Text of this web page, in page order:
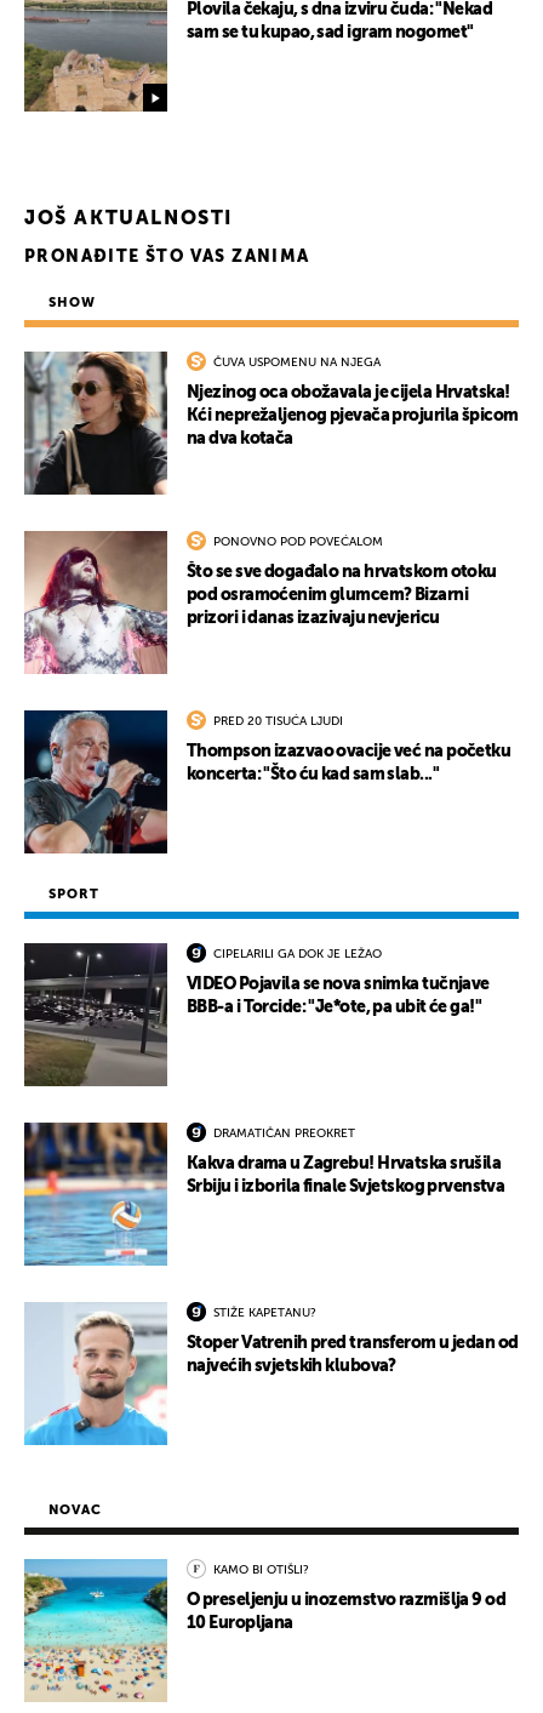
Plovila čekaju, s dna izviru čuda: "Nekad
sam se tu kupao, sad igram nogomet"
JOŠ AKTUALNOSTI
PRONAĐITE ŠTO VAS ZANIMA
SHOW
ČUVA USPOMENU NA NJEGA
Njezinog oca obožavala je cijela Hrvatska!
Kći neprežaljenog pjevača projurila špicom
na dva kotača
PONOVNO POD POVEĆALOM
Što se sve događalo na hrvatskom otoku
pod osramoćenim glumcem? Bizarni
prizori i danas izazivaju nevjericu
PRED 20 TISUĆA LJUDI
Thompson izazvao ovacije već na početku
koncerta: "Što ću kad sam slab..."
SPORT
CIPELARILI GA DOK JE LEŽAO
VIDEO Pojavila se nova snimka tučnjave
BBB-a i Torcide: "Je*ote, pa ubit će ga!"
DRAMATIČAN PREOKRET
Kakva drama u Zagrebu! Hrvatska srušila
Srbiju i izborila finale Svjetskog prvenstva
STIŽE KAPETANU?
Stoper Vatrenih pred transferom u jedan od
najvećih svjetskih klubova?
NOVAC
KAMO BI OTIŠLI?
O preseljenju u inozemstvo razmišlja 9 od
10 Europljana